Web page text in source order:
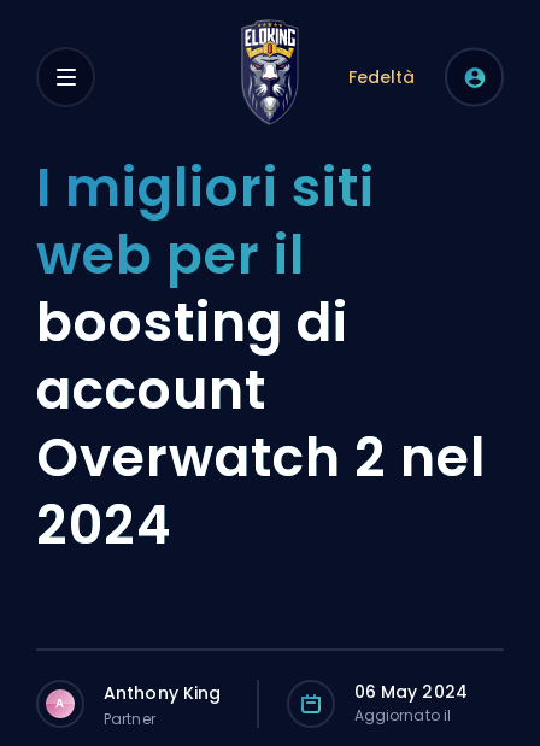
Fedeltà
I migliori siti
web per il
boosting di
account
Overwatch 2 nel
2024
A Anthony King
Partner
06 May 2024
Aggiornato il